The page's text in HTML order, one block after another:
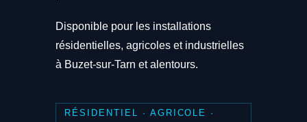
Disponible pour les installations
résidentielles, agricoles et industrielles
à Buzet-sur-Tarn et alentours.
RÉSIDENTIEL · AGRICOLE ·